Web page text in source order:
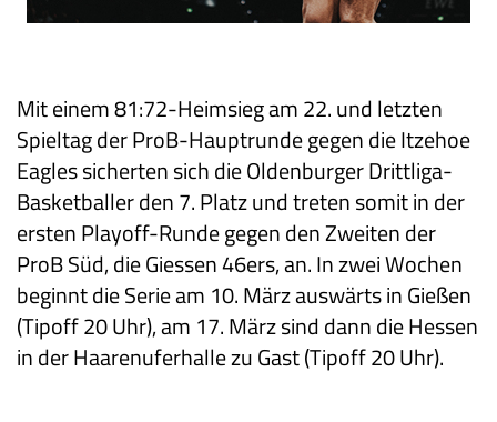
Mit einem 81:72-Heimsieg am 22. und letzten
Spieltag der ProB-Hauptrunde gegen die Itzehoe
Eagles sicherten sich die Oldenburger Drittliga-
Basketballer den 7. Platz und treten somit in der
ersten Playoff-Runde gegen den Zweiten der
ProB Süd, die Giessen 46ers, an. In zwei Wochen
beginnt die Serie am 10. März auswärts in Gießen
(Tipoff 20 Uhr), am 17. März sind dann die Hessen
in der Haarenuferhalle zu Gast (Tipoff 20 Uhr).